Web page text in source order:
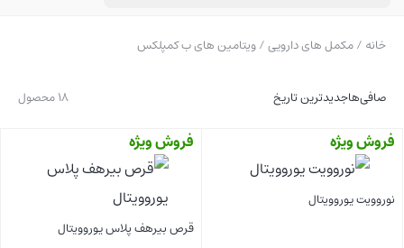
خانه /مکمل های دارویی/ ویتامین های ب کمپلکس
18 محصول صافی‌هاجدیدترین تاریخ
فروش ویژه
نوروویت یوروویتال
فروش ویژه
قرص بیرهف پلاس یوروویتال